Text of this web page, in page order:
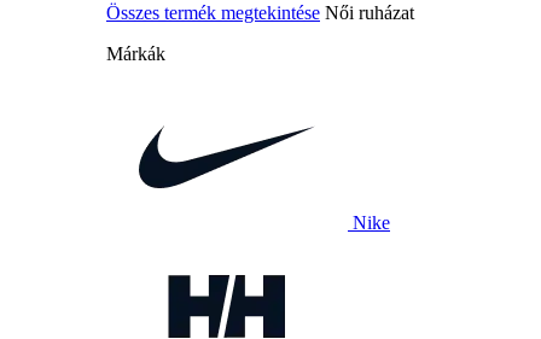
Összes termék megtekintése Női ruházat
Márkák
Nike